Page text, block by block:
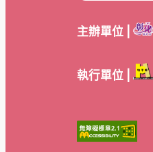
主辦單位 |
執行單位 |